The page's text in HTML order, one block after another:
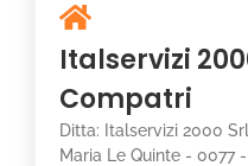
Italservizi
Compatri
Ditta: Italservizi 2000
Maria Le Quinte - 0077